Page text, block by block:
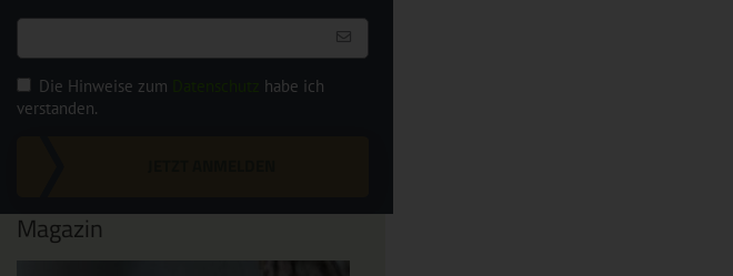
Die Hinweise zum
habe ich
verstanden.
Magazin